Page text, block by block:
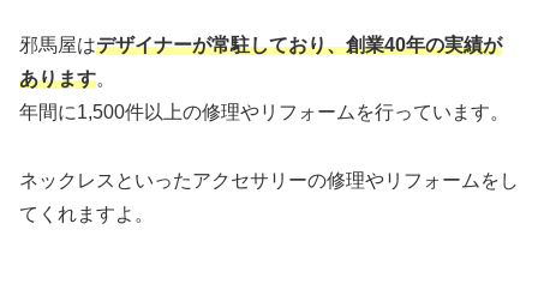
邪馬屋はデザイナーが常駐しており、創業40年の実績が
あります。
年間に1,500件以上の修理やリフォームを行っています。
ネックレスといったアクセサリーの修理やリフォームをし
てくれますよ。